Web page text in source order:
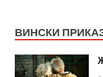
ВИНСКИ